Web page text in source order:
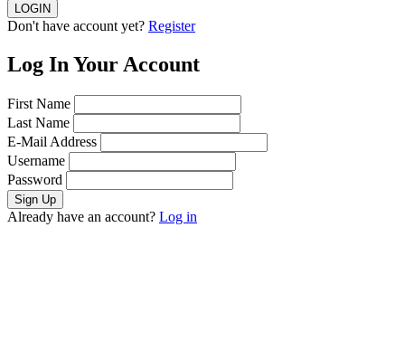
Don't have account yet? Register
Log In Your Account
First Name
Last Name
E-Mail Address
Username
Password
Already have an account? Log in